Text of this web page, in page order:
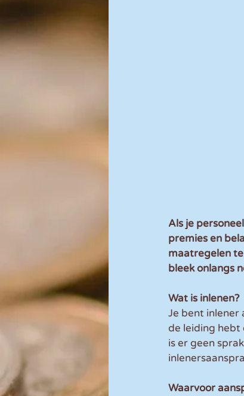
Als je
premies en
maatregelen
bleek onlangs
Wat is inlenen?
Je bent inlener
de leiding hebt
is er geen
Waarvoor